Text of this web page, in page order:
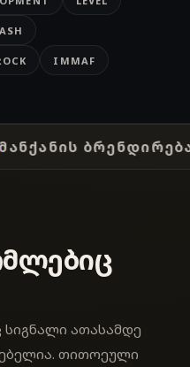
IMMAF
ᲘᲜᲢᲔᲠᲘᲔᲠᲘᲡ
ათასამდე
თითოეული